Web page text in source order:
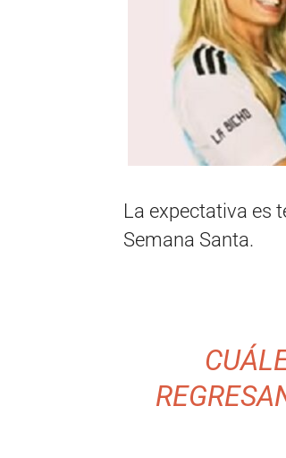
La expectativa es
Semana Santa.